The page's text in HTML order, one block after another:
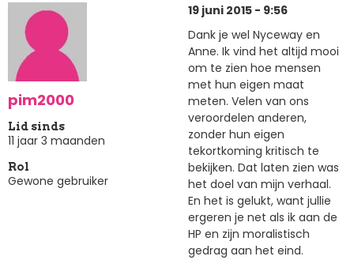
pim2000
Lid sinds
11 jaar 3 maanden
Rol
Gewone gebruiker
19 juni 2015 - 9:56
Dank je wel Nyceway en
Anne. Ik vind het altijd mooi
om te zien hoe mensen
met hun eigen maat
meten. Velen van ons
veroordelen anderen,
zonder hun eigen
tekortkoming kritisch te
bekijken. Dat laten zien was
het doel van mijn verhaal.
En het is gelukt, want jullie
ergeren je net als ik aan de
HP en zijn moralistisch
gedrag aan het eind.